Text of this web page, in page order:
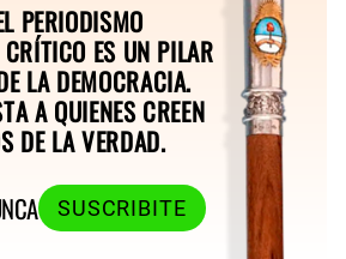
PERIODISMO
ES UN PILAR
LA DEMOCRACIA.
A QUIENES CREEN
DE LA VERDAD.
SUSCRIBITE